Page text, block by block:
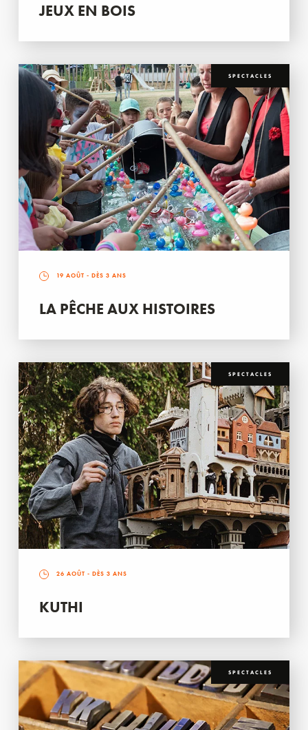
JEUX EN BOIS
SPECTACLES
19 AOÛT - DÈS 3 ANS
LA PÊCHE AUX HISTOIRES
SPECTACLES
26 AOÛT - DÈS 3 ANS
KUTHI
SPECTACLES